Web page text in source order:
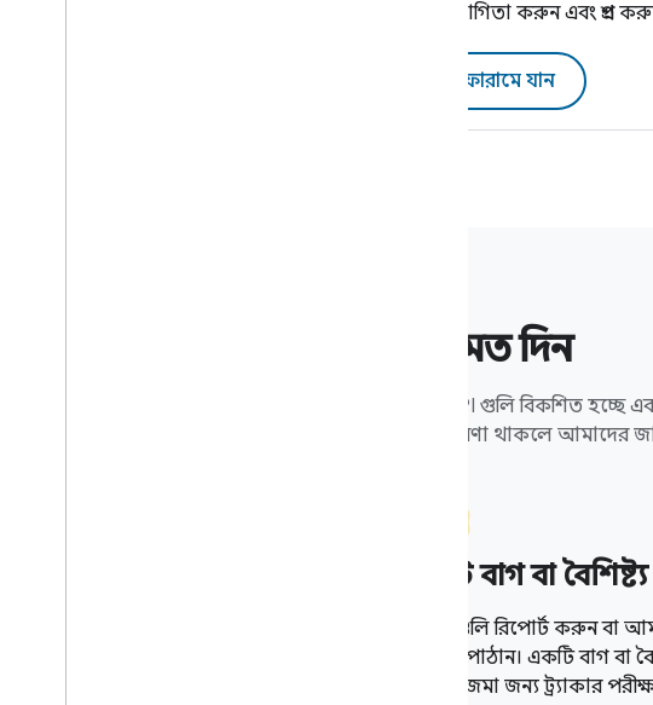
সহযোগিতা করুন এবং প্রশ্ন
ফোরামে যান
মতামত দিন
হোম API গুলি বিকশিত হচ্ছে
জন্য ধারণা থাকলে আমাদের
একটি বাগ বা
সমস্যাগুলি রিপোর্ট করুন বা
প্রতিক্রিয়া পাঠান। একটি বাগ
অনুরূপ জমা জন্য ট্র্যাকার